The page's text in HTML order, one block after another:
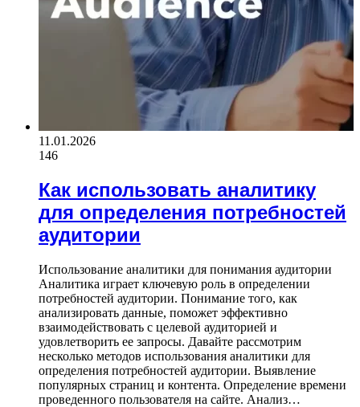
11.01.2026
146
Как использовать аналитику
для определения потребностей
аудитории
Использование аналитики для понимания аудитории
Аналитика играет ключевую роль в определении
потребностей аудитории. Понимание того, как
анализировать данные, поможет эффективно
взаимодействовать с целевой аудиторией и
удовлетворить ее запросы. Давайте рассмотрим
несколько методов использования аналитики для
определения потребностей аудитории. Выявление
популярных страниц и контента. Определение времени
проведенного пользователя на сайте. Анализ…